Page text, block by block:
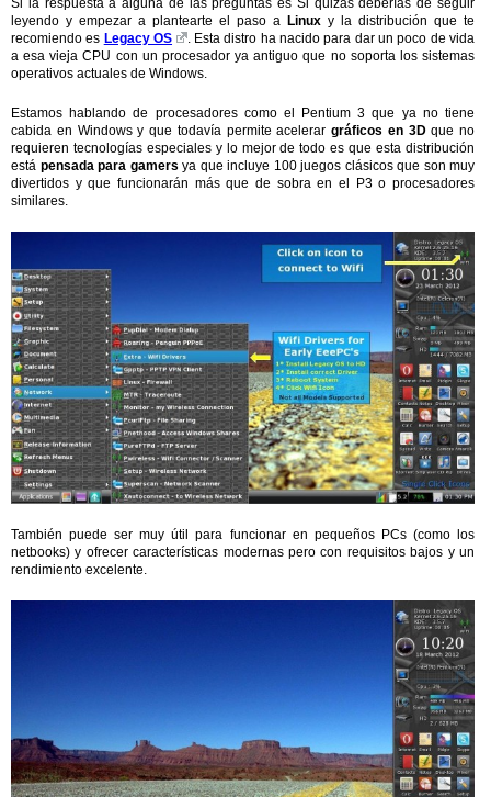
Si la respuesta a alguna de las preguntas es Si quizás deberías de seguir
leyendo y empezar a plantearte el paso a Linux y la distribución que te
recomiendo es Legacy OS
. Esta distro ha nacido para dar un poco de vida
a esa vieja CPU con un procesador ya antiguo que no soporta los sistemas
operativos actuales de Windows.
Estamos hablando de procesadores como el Pentium 3 que ya no tiene
cabida en Windows y que todavía permite acelerar gráficos en 3Dque no
requieren tecnologías especiales y lo mejor de todo es que esta distribución
está pensada para gamers ya que incluye 100 juegos clásicos que son muy
divertidos y que funcionarán más que de sobra en el P3 o procesadores
similares.
También puede ser muy útil para funcionar en pequeños PCs (como los
netbooks) y ofrecer características modernas pero con requisitos bajos y un
rendimiento excelente.